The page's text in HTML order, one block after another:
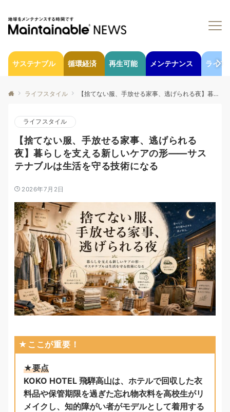
サステナブル 循環経済 再生可能 メンテナンス ライフ
ライフスタイル 【捨てない服、手放せる家事、逃げられる夜】暮らしを支える新しいケアの形——サステナブルは生活を守る技術になる
ライフスタイル
【捨てない服、手放せる家事、逃げられる
夜】暮らしを支える新しいケアの形——サス
テナブルは生活を守る技術になる
2026年7月2日
★ここが重要！
★要点
KOKO HOTEL 飛騨高山は、ホテルで回収した衣
料品や保管期限を過ぎた忘れ物衣料を高校生がリ
メイクし、知的障がい者がモデルとして着用する